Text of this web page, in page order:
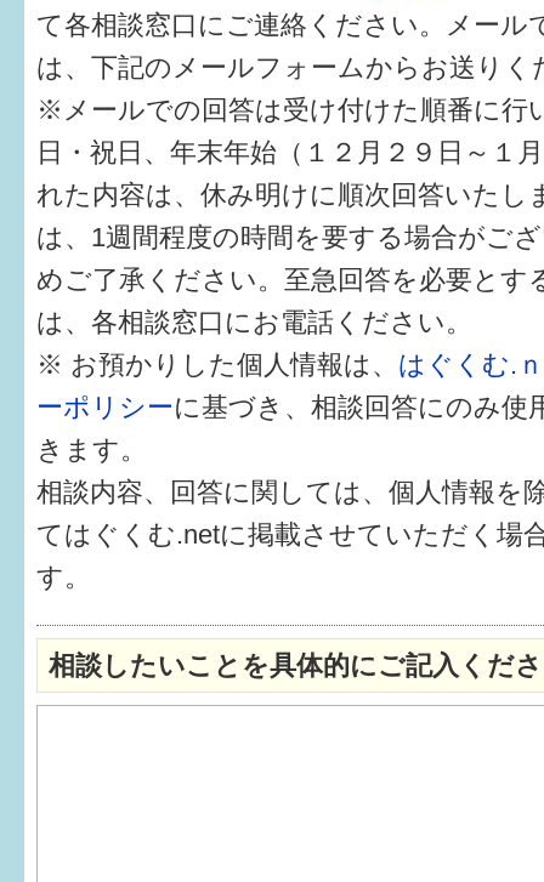
て各相談窓口にご連絡ください。メール
は、下記のメールフォームからお送りく
※メールでの回答は受け付けた順番に行
日・祝日、年末年始（１２月２９日～１
れた内容は、休み明けに順次回答いたし
は、1週間程度の時間を要する場合がご
めご了承ください。至急回答を必要とす
は、各相談窓口にお電話ください。
※ お預かりした個人情報は、 はぐくむ.
ーポリシーに基づき、相談回答にのみ使
きます。
相談内容、回答に関しては、個人情報を
てはぐくむ.netに掲載させていただく場
す。
相談したいことを具体的にご記入くだ
子どもを預けたい
入園・入学
相談したい
さまざまな支援
子育てカレンダー
妊娠
出産〜3か月
3か月〜6か月
6か月〜1歳
1歳〜3歳
3歳〜就学前
就学後〜